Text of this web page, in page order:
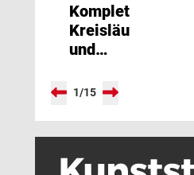
Komplette
Kreisläufe
und
für eine
1/15